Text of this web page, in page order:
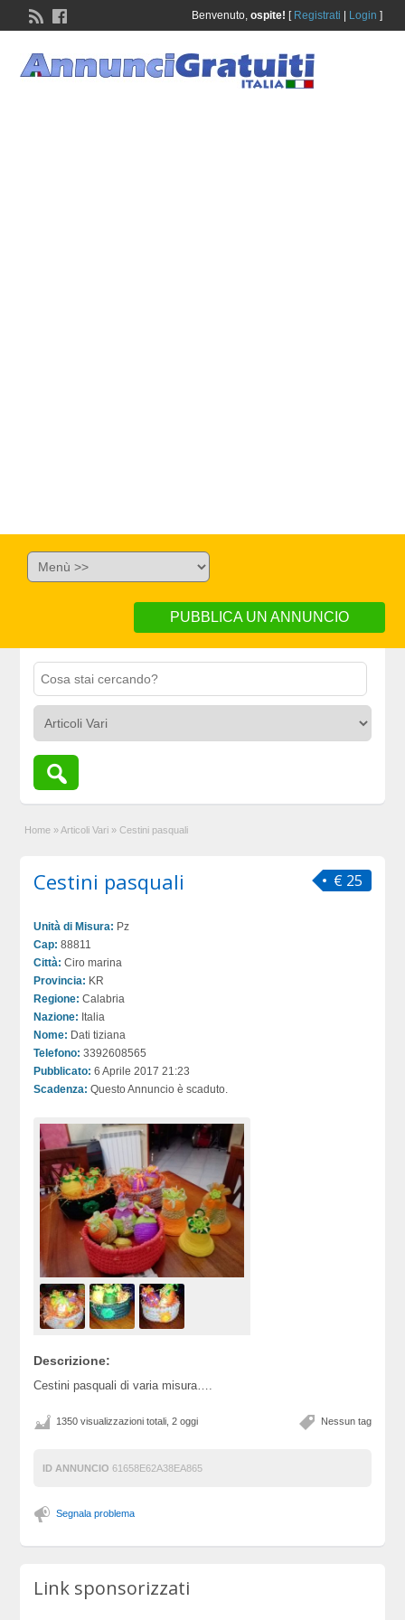
Benvenuto, ospite! [ Registrati Login ]
PUBBLICA UN ANNUNCIO
Home » Articoli Vari » Cestini pasquali
€ 25
Cestini pasquali
Unità di Misura: Pz
Cap: 88811
Città: Ciro marina
Provincia: KR
Regione: Calabria
Nazione: Italia
Nome: Dati tiziana
Telefono: 3392608565
Pubblicato: 6 Aprile 2017 21:23
Scadenza: Questo Annuncio è scaduto.
Descrizione:
Cestini pasquali di varia misura….
Nessun tag
1350 visualizzazioni totali, 2 oggi
ID ANNUNCIO 61658E62A38EA865
Segnala problema
Link sponsorizzati